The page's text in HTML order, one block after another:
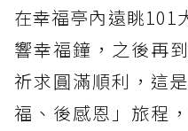
在幸福亭內遠眺101
響幸福鐘，之後再
祈求圓滿順利，這
福、後感恩」旅程